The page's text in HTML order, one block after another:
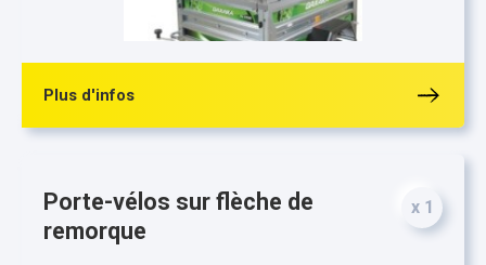
Plus d'infos
Porte-vélos sur flèche de
remorque
x 1